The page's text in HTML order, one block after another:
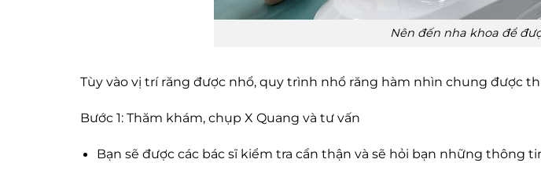
Nên đến nha khoa để
Tùy vào vị trí răng được nhổ, quy trình nhổ răng hàm nhìn chung được
Bước 1: Thăm khám, chụp X Quang và tư vấn
Bạn sẽ được các bác sĩ kiểm tra cẩn thận và sẽ hỏi bạn những